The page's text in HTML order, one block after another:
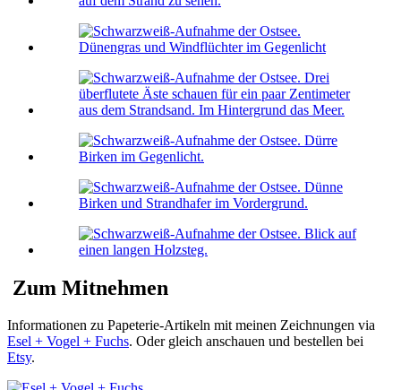
Zum Mitnehmen
Informationen zu Papeterie-Artikeln mit meinen Zeichnungen via
Esel + Vogel + Fuchs. Oder gleich anschauen und bestellen bei
Etsy.